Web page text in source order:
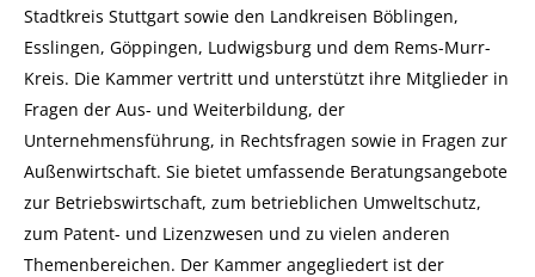
Stadtkreis Stuttgart sowie den Landkreisen Böblingen,
Esslingen, Göppingen, Ludwigsburg und dem Rems-Murr-
Kreis. Die Kammer vertritt und unterstützt ihre Mitglieder in
Fragen der Aus- und Weiterbildung, der
Unternehmensführung, in Rechtsfragen sowie in Fragen zur
Außenwirtschaft. Sie bietet umfassende Beratungsangebote
zur Betriebswirtschaft, zum betrieblichen Umweltschutz,
zum Patent- und Lizenzwesen und zu vielen anderen
Themenbereichen. Der Kammer angegliedert ist der